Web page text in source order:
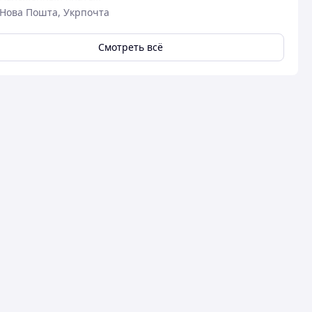
Нова Пошта, Укрпочта
Смотреть всё